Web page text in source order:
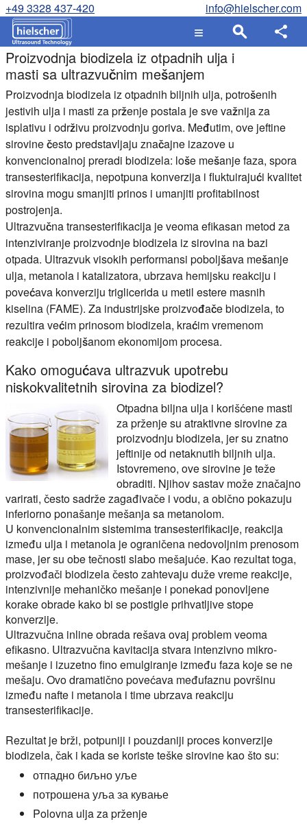
+49 3328 437-420 info@hielscher.com
Proizvodnja biodizela iz otpadnih ulja i
masti sa ultrazvučnim mešanjem
Proizvodnja biodizela iz otpadnih biljnih ulja, potrošenih
jestivih ulja i masti za prženje postala je sve važnija za
isplativu i održivu proizvodnju goriva. Međutim, ove jeftine
sirovine često predstavljaju značajne izazove u
konvencionalnoj preradi biodizela: loše mešanje faza, spora
transesterifikacija, nepotpuna konverzija i fluktuirajući kvalitet
sirovina mogu smanjiti prinos i umanjiti profitabilnost
postrojenja.
Ultrazvučna transesterifikacija je veoma efikasan metod za
intenziviranje proizvodnje biodizela iz sirovina na bazi
otpada. Ultrazvuk visokih performansi poboljšava mešanje
ulja, metanola i katalizatora, ubrzava hemijsku reakciju i
povećava konverziju triglicerida u metil estere masnih
kiselina (FAME). Za industrijske proizvođače biodizela, to
rezultira većim prinosom biodizela, kraćim vremenom
reakcije i poboljšanom ekonomijom procesa.
Kako omogućava ultrazvuk upotrebu
niskokvalitetnih sirovina za biodizel?
Otpadna biljna ulja i korišćene masti
za prženje su atraktivne sirovine za
proizvodnju biodizela, jer su znatno
jeftinije od netaknutih biljnih ulja.
Istovremeno, ove sirovine je teže
obraditi. Njihov sastav može značajno
varirati, često sadrže zagađivače i vodu, a obično pokazuju
inferiorno ponašanje mešanja sa metanolom.
U konvencionalnim sistemima transesterifikacije, reakcija
između ulja i metanola je ograničena nedovoljnim prenosom
mase, jer su obe tečnosti slabo mešajuće. Kao rezultat toga,
proizvođači biodizela često zahtevaju duže vreme reakcije,
intenzivnije mehaničko mešanje i ponekad ponovljene
korake obrade kako bi se postigle prihvatljive stope
konverzije.
Ultrazvučna inline obrada rešava ovaj problem veoma
efikasno. Ultrazvučna kavitacija stvara intenzivno mikro-
mešanje i izuzetno fino emulgiranje između faza koje se ne
mešaju. Ovo dramatično povećava međufaznu površinu
između nafte i metanola i time ubrzava reakciju
transesterifikacije.
Rezultat je brži, potpuniji i pouzdaniji proces konverzije
biodizela, čak i kada se koriste teške sirovine kao što su:
отпадно биљно уље
потрошена уља за кување
Polovna ulja za prženje